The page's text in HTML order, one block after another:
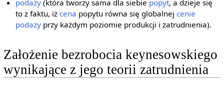
podaży (która tworzy sama dla siebie popyt, a dzieje się
to z faktu, iżcena popytu równa się globalnejcenie
podaży przy każdym poziomie produkcji i zatrudnienia).
Założenie bezrobocia keynesowskiego
wynikające z jego teorii zatrudnienia